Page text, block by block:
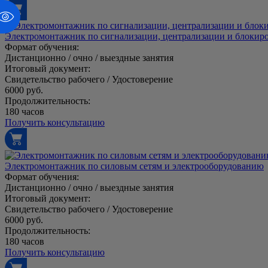
Электромонтажник по сигнализации, централизации и
Формат обучения:
Дистанционно / очно / выездные занятия
Итоговый документ:
Свидетельство рабочего / Удостоверение
6000 руб.
Продолжительность:
180 часов
Получить консультацию
Электромонтажник по силовым сетям и электрооборудованию
Формат обучения:
Дистанционно / очно / выездные занятия
Итоговый документ:
Свидетельство рабочего / Удостоверение
6000 руб.
Продолжительность:
180 часов
Получить консультацию